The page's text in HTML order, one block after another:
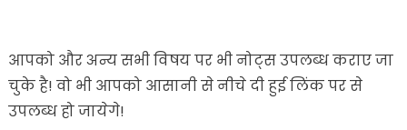
आपको और अन्य सभी विषय पर भी नोट्स उपलब्ध कराए जा
चुके है! वो भी आपको आसानी से नीचे दी हुई लिंक पर से
उपलब्ध हो जायेगे!